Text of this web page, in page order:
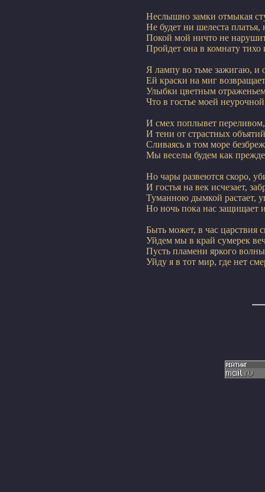
Неслышно замки отмыкая
Не будет ни шелеста платья,
Покой мой ничто не
Пройдет она в комнату тихо
Я лампу во тьме зажигаю, и
Ей краски на миг
Улыбки цветным
Что в гостье моей
И смех поплывет переливом,
И тени от страстных
Сливаясь в том море
Мы веселы будем как
Но чары развеются скоро,
И гостья на век исчезает,
Туманною дымкой растает,
Но ночь пока нас защищает
Быть может, в час царствия
Уйдем мы в край сумерек
Пусть пламени яркого